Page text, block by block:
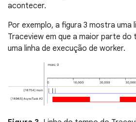
acontecer.
Por exemplo, a figura 3 mostra uma
Traceview em que a maior parte do
uma linha de execução de worker.